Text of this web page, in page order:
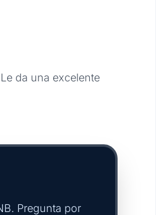
da una excelente
Pregunta por